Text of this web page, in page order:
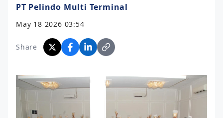
PT Pelindo Multi Terminal
May 18 2026 03:54
Share